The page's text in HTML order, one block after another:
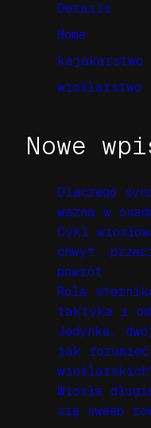
Details
Home
kajakarstwo
wioślarstwo
Nowe
Dlaczego
ważna w
Cykl
chwyt,
powrót
Rola
taktyka i
Jedynka,
jak
Wiosła
się sweep